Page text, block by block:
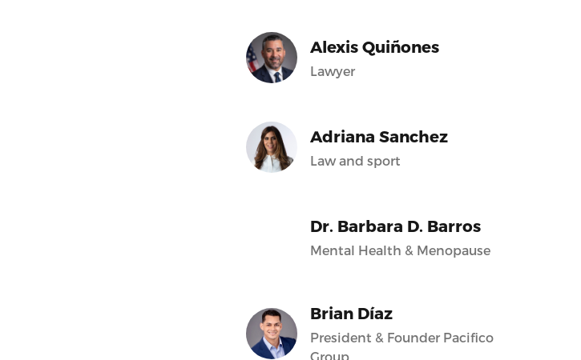
Alexis Quiñones
Lawyer
Adriana Sanchez
Law and sport
Dr. Barbara D. Barros
Mental Health & Menopause
Brian Díaz
President & Founder Pacifico
Group